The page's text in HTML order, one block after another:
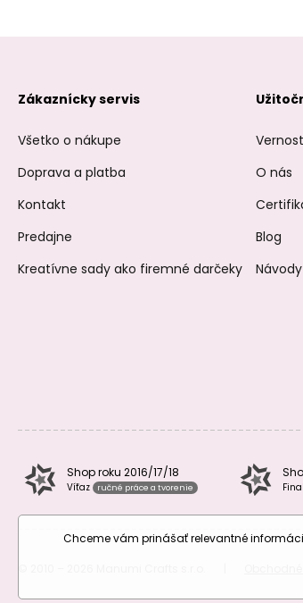
Zákaznícky servis
Všetko o nákupe
Doprava a platba
Kontakt
Predajne
Kreatívne sady ako firemné darčeky
O nás
Blog
Shop roku 2016/17/18
Víťaz ručné práce a tvorenie
Chceme vám prinášať relevantné